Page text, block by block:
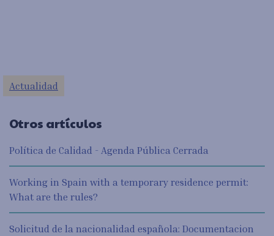
Actualidad
Otros artículos
Política de Calidad - Agenda Pública Cerrada
Working in Spain with a temporary residence permit:
What are the rules?
Solicitud de la nacionalidad española: Documentacion